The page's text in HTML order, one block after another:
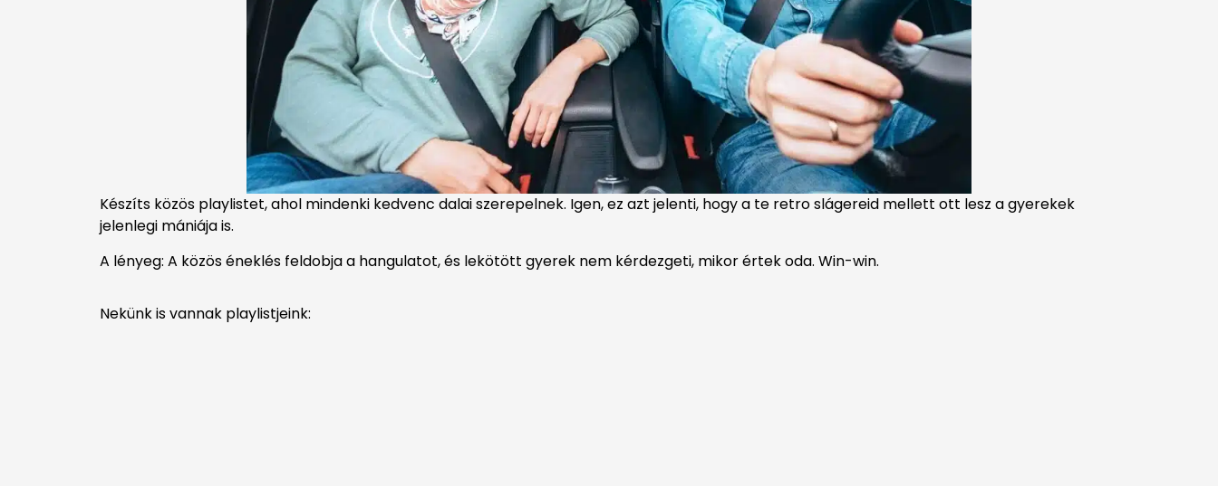
Készíts közös playlistet, ahol mindenki kedvenc dalai szerepelnek. Igen, ez azt jelenti, hogy a te retro slágereid mellett ott lesz a gyerekek
jelenlegi mániája is.
A lényeg: A közös éneklés feldobja a hangulatot, és lekötött gyerek nem kérdezgeti, mikor értek oda. Win-win.
Nekünk is vannak playlistjeink: